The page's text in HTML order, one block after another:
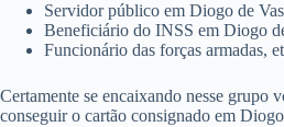
Servidor público em Diogo de
Beneficiário do INSS em Diogo
Funcionário das forças armadas,
Certamente se encaixando nesse grupo
conseguir o cartão consignado em